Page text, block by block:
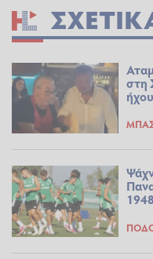
στη
1948